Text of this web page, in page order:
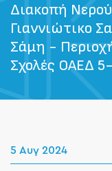
Διακοπή
Γιαννιώτικο
Σάμη -
Σχολές ΟΑΕΔ
5 Αυγ 2024